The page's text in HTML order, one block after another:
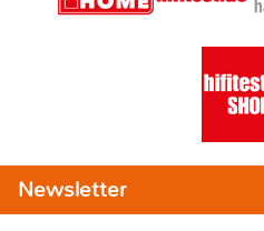
Newsletter